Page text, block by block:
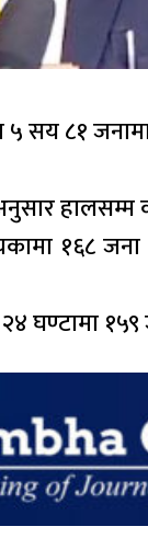
सय ८१
१६८
घण्‍टामा